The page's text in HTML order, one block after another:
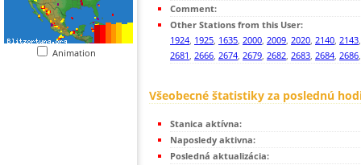
Animation
Comment:
Other Stations from this User:
1924, 1925, 1635, 2000, 2009, 2020, 2140, 2143
2681, 2666, 2674, 2679, 2682, 2683, 2684, 2686
Všeobecné štatistiky za poslednú
Stanica aktívna:
Naposledy aktivna:
Posledná aktualizácia: